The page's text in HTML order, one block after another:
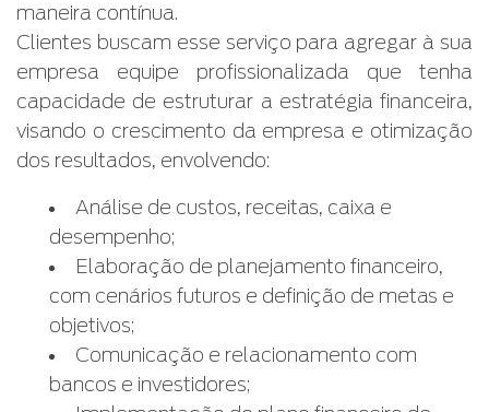
maneira contínua.
Clientes buscam esse serviço para agregar à sua
empresa equipe profissionalizada que tenha
capacidade de estruturar a estratégia financeira,
visando o crescimento da empresa e otimização
dos resultados, envolvendo:
Análise de custos, receitas, caixa e
desempenho;
Elaboração de planejamento financeiro,
com cenários futuros e definição de metas e
objetivos;
Comunicação e relacionamento com
bancos e investidores;